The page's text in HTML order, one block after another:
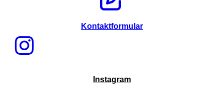
Kontaktformular
Instagram